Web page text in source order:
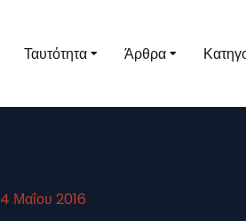
Ταυτότητα Άρθρα
4 Μαΐου 2016